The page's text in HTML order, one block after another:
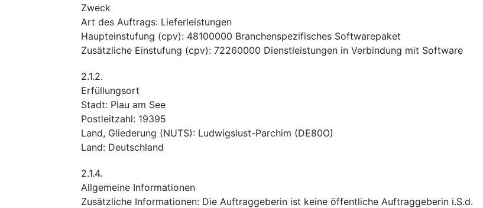
Zweck
Art des Auftrags: Lieferleistungen
Haupteinstufung (cpv): 48100000 Branchenspezifisches Softwarepaket
Zusätzliche Einstufung (cpv): 72260000 Dienstleistungen in Verbindung mit Software
2.1.2.
Erfüllungsort
Stadt: Plau am See
Postleitzahl: 19395
Land, Gliederung (NUTS): Ludwigslust-Parchim (DE80O)
Land: Deutschland
2.1.4.
Allgemeine Informationen
Zusätzliche Informationen: Die Auftraggeberin ist keine öffentliche Auftraggeberin i.S.d.